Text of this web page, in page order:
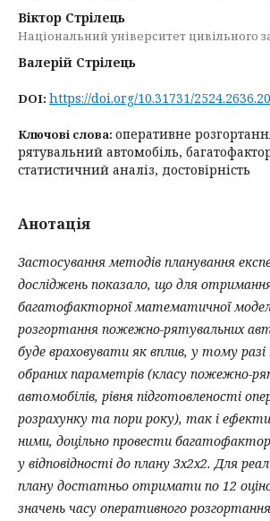
Віктор Стрілець
Національний університет цивільного
Валерій Стрілець
DOI: https://doi.org/10.31731/
Ключові слова: оперативне
рятувальний автомобіль,
статистичний аналіз, достовірність
Анотація
Застосування методів планування
досліджень показало, що для
багатофакторної математичної
розгортання пожежно-рятувальних
буде враховувати як вплив, у тому разі
обраних параметрів (класу пожежно-
автомобілів, рівня підготовленості
розрахунку та пори року), так і
ними, доцільно провести
у відповідності до плану 3х2х2. Для
плану достатньо отримати по 12
значень часу оперативного